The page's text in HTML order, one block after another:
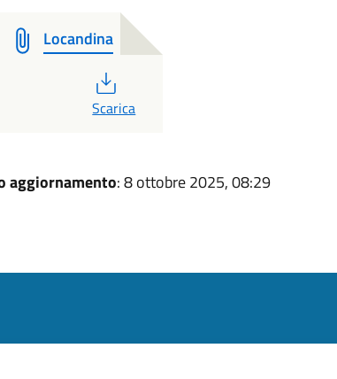
Locandina
PDF
Scarica
aggiornamento: 8 ottobre 2025, 08:29